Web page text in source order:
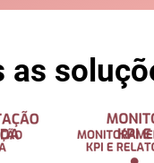
as